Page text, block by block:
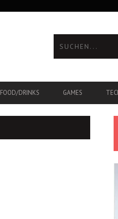
FOOD/DRINKS GAMES